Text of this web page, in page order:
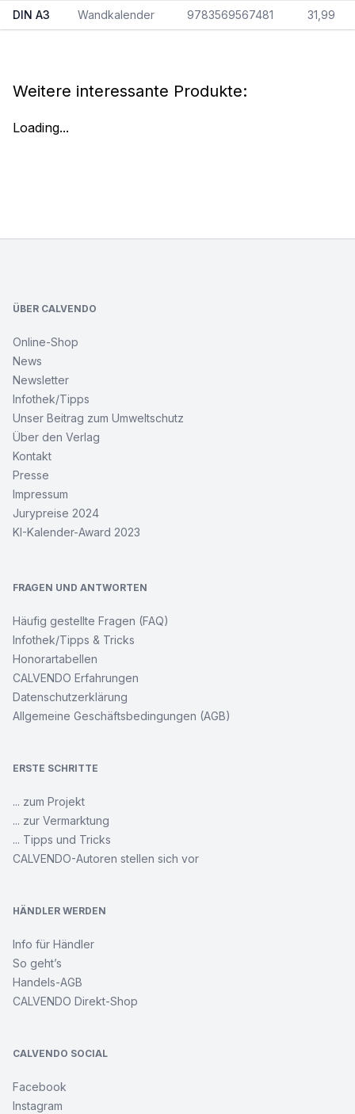
DIN A3 Wandkalender 9783569567481 31,99
Weitere interessante Produkte:
Loading...
ÜBER CALVENDO
Online-Shop
News
Newsletter
Infothek/Tipps
Unser Beitrag zum Umweltschutz
Über den Verlag
Kontakt
Presse
Impressum
Jurypreise 2024
KI-Kalender-Award 2023
FRAGEN UND ANTWORTEN
Häufig gestellte Fragen (FAQ)
Infothek/Tipps & Tricks
Honorartabellen
CALVENDO Erfahrungen
Datenschutzerklärung
Allgemeine Geschäftsbedingungen (AGB)
ERSTE SCHRITTE
... zum Projekt
... zur Vermarktung
... Tipps und Tricks
CALVENDO-Autoren stellen sich vor
HÄNDLER WERDEN
Info für Händler
So geht’s
Handels-AGB
CALVENDO Direkt-Shop
CALVENDO SOCIAL
Facebook
Instagram